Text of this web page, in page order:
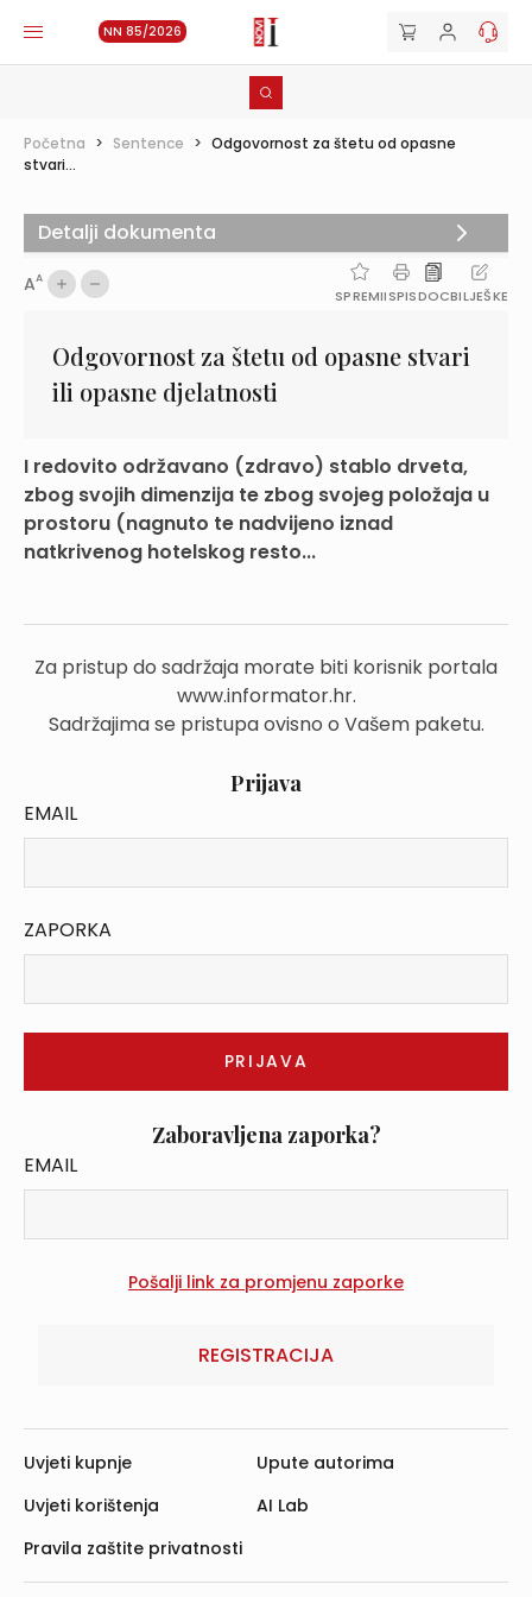
NN 85/2026
Početna > Sentence > Odgovornost za štetu od opasne
stvari...
AA
SPREMIISPISDOCBILJEŠKE
Odgovornost za štetu od opasne stvari
ili opasne djelatnosti
I redovito održavano (zdravo) stablo drveta,
zbog svojih dimenzija te zbog svojeg položaja u
prostoru (nagnuto te nadvijeno iznad
natkrivenog hotelskog resto...
Za pristup do sadržaja morate biti korisnik portala
www.informator.hr.
Sadržajima se pristupa ovisno o Vašem paketu.
Prijava
EMAIL
ZAPORKA
Zaboravljena zaporka?
EMAIL
REGISTRACIJA
Detalji dokumenta
Uvjeti kupnje
Uvjeti korištenja
Pravila zaštite privatnosti
Upute autorima
AI Lab